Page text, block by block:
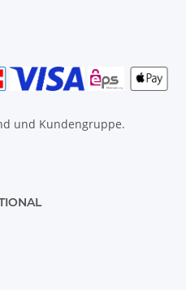
und Kundengruppe.